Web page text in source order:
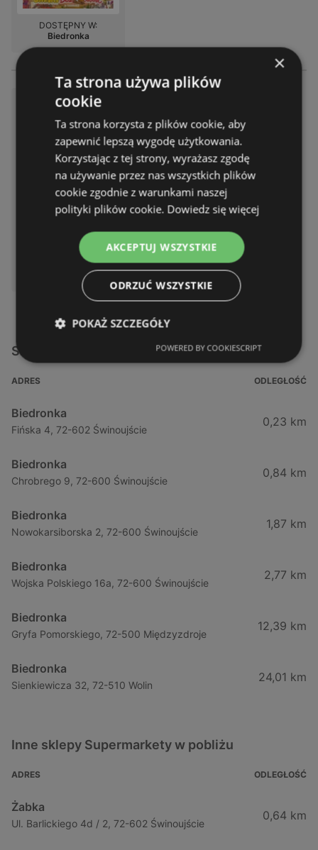
DOSTĘPNY W:
Biedronka
a wszystkich
Gazetka – 2 strony
Gazetka ważna do:
08.08.2026
Odległość: 0,23 km
DOSTĘPNY W:
Biedronka
Sklepy Biedronka w pobliżu
ADRES ODLEGŁOŚĆ
Biedronka
Fińska 4, 72-602 Świnoujście
0,23 km
Biedronka
Chrobrego 9, 72-600 Świnoujście
0,84 km
Biedronka
Nowokarsiborska 2, 72-600 Świnoujście
1,87 km
Biedronka
Wojska Polskiego 16a, 72-600 Świnoujście
2,77 km
Biedronka
Gryfa Pomorskiego, 72-500 Międzyzdroje
12,39 km
Biedronka
Sienkiewicza 32, 72-510 Wolin
24,01 km
Inne sklepy Supermarkety w pobliżu
ADRES ODLEGŁOŚĆ
Żabka
Ul. Barlickiego 4d / 2, 72-602 Świnoujście
0,64 km
×
Ta strona używa plików
cookie
Ta strona korzysta z plików cookie, aby
zapewnić lepszą wygodę użytkowania.
Korzystając z tej strony, wyrażasz zgodę
na używanie przez nas wszystkich plików
cookie zgodnie z warunkami naszej
polityki plików cookie. Dowiedz się więcej
AKCEPTUJ WSZYSTKIE
ODRZUĆ WSZYSTKIE
POKAŻ SZCZEGÓŁY
POWERED BY COOKIESCRIPT